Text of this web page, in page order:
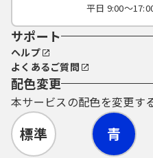
7 自己責任の原則
本システムが障害そ
できなくなった場合は
予め御承知おきいただ
御利用ください。
8 利用時間
本システムの利用時間
間・365日としますが
平日 9:00～
サポート
ヘルプ
よくあるご質問
配色変更
本サービスの配色を変更す
標準 青